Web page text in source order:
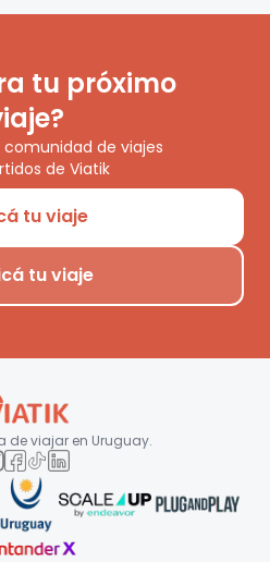
tu próximo
de viajes
de Viatik
tu viaje
tu viaje
de viajar en Uruguay.